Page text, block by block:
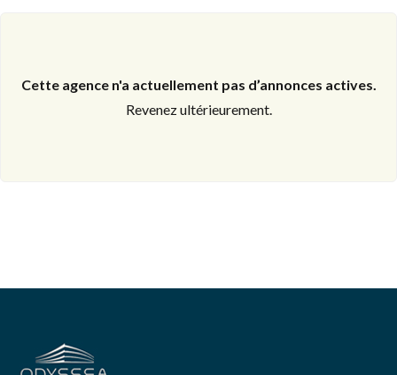
Cette agence n'a actuellement pas d’annonces actives.
Revenez ultérieurement.